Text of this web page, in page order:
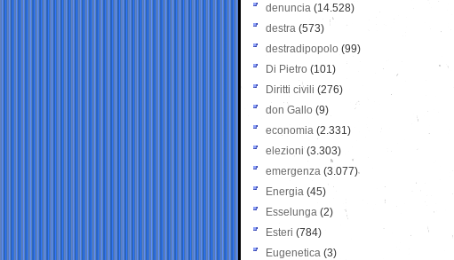
denuncia (14.528)
destra (573)
destradipopolo (99)
Di Pietro (101)
Diritti civili (276)
don Gallo (9)
economia (2.331)
elezioni (3.303)
emergenza (3.077)
Energia (45)
Esselunga (2)
Esteri (784)
Eugenetica (3)